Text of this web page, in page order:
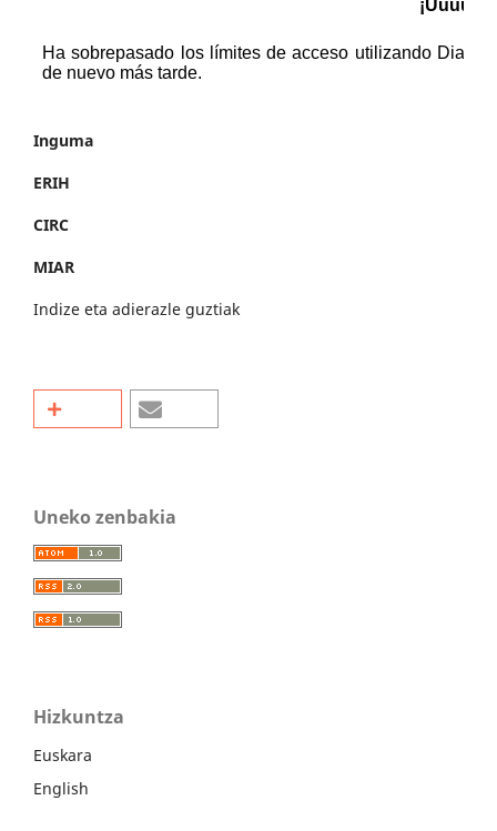
Inguma
ERIH
CIRC
MIAR
Indize eta adierazle guztiak
Uneko zenbakia
Hizkuntza
Euskara
English